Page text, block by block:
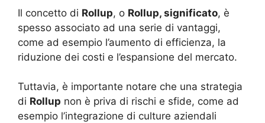
Il concetto di Rollup, o Rollup, significato, è
spesso associato ad una serie di vantaggi,
come ad esempio l’aumento di efficienza, la
riduzione dei costi e l’espansione del mercato.
Tuttavia, è importante notare che una strategia
di Rollup non è priva di rischi e sfide, come ad
esempio l’integrazione di culture aziendali